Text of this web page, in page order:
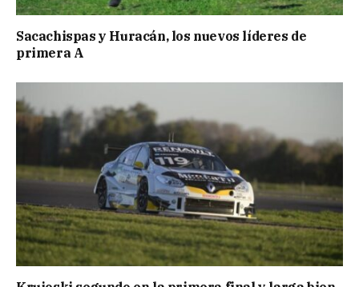
Sacachispas y Huracán, los nuevos líderes de
primera A